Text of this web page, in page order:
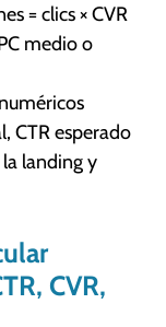
= clics × CVR
medio o
CTR esperado
landing y
CVR,